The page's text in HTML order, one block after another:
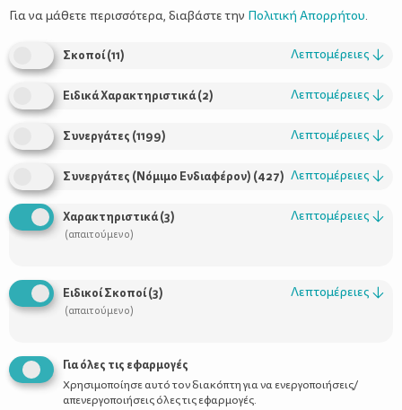
Της Μαμάς Μαμαδοπούλου
Το παραμύθι«Η Πριγκίπισσα και το μπιζέλι» τουΧανς
Κρίστιαν Άντερσεν
παραμύθια των παιδιών, αλλά και των μεγάλων, που κάποτε
ήταν παιδιά. Σας δηλώνω πως ήταν και δικό μου.
παιδιά από 4 έως 7 ετών, δεν υπήρχε περίπτωση να αφήσω την
ευκαιρία.
Πολύ περισσότερο δε, μαθαίνοντας ότι η παραγωγή είναι της
ομάδας του
Θεάτρου «ΡΕΤΡΟ» με πρωταγωνίστρια την
Αγγελική Φράγκου, που θαυμάζω για το πάθος της με ό,τι
Για να μάθετε περισσότερα, διαβάστε την Πολιτική Απορρήτου.
Σκοποί(11) Λεπτομέρειες ↓
Ειδικά Χαρακτηριστικά(2) Λεπτομέρειες ↓
Συνεργάτες (1199) Λεπτομέρειες ↓
Συνεργάτες (Νόμιμο Ενδιαφέρον) (427) Λεπτομέρειες ↓
Χαρακτηριστικά(3)
(απαιτούμενο)
Λεπτομέρειες ↓
Ειδικοί Σκοποί(3)
(απαιτούμενο)
Λεπτομέρειες ↓
Για όλες τις εφαρμογές
Χρησιμοποίησε αυτό τον διακόπτη για να ενεργοποιήσεις/
απενεργοποιήσεις όλες τις εφαρμογές.